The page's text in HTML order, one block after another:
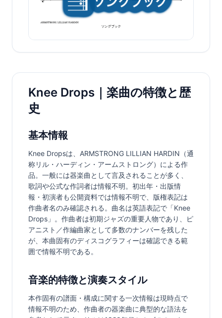
Knee Drops｜楽曲の特徴と歴
史
基本情報
Knee Dropsは、ARMSTRONG LILLIAN HARDIN（通
称リル・ハーディン・アームストロング）による作
品。一般には器楽曲として言及されることが多く、
歌詞や公式な作詞者は情報不明。初出年・出版情
報・初演者も公開資料では情報不明で、版権表記は
作曲者名のみ確認される。曲名は英語表記で「Knee
Drops」。作曲者は初期ジャズの重要人物であり、ピ
アニスト／作編曲家として多数のナンバーを残した
が、本曲固有のディスコグラフィーは確認できる範
囲で情報不明である。
音楽的特徴と演奏スタイル
本作固有の譜面・構成に関する一次情報は現時点で
情報不明のため、作曲者の器楽曲に典型的な語法を